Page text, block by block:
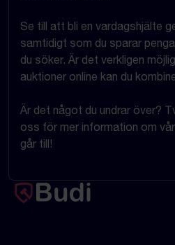
Se till att bli en vardagshjälte
samtidigt som du sparar
du söker. Är det verkligen
auktioner online kan du
Är det något du undrar över?
oss för mer information om
går till!